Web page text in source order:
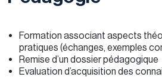
Formation associant aspects
pratiques (échanges, exemples
Remise d’un dossier pédagogique
Evaluation d’acquisition des